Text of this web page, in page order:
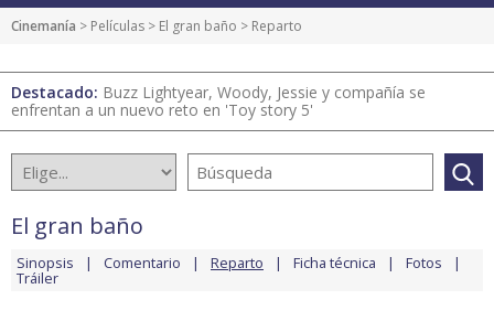
Cinemanía > Películas > El gran baño > Reparto
Destacado: Buzz Lightyear, Woody, Jessie y compañía se
enfrentan a un nuevo reto en 'Toy story 5'
El gran baño
Sinopsis Comentario Reparto Ficha técnica Fotos
Tráiler